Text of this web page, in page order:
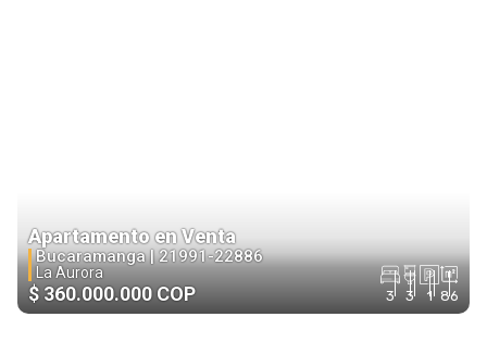
Apartamento en Venta
Bucaramanga |21991-22886
La Aurora
$ 360.000.000 COP 3 3 1 86